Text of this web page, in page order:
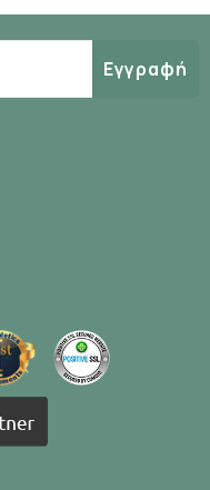
Εγγραφή